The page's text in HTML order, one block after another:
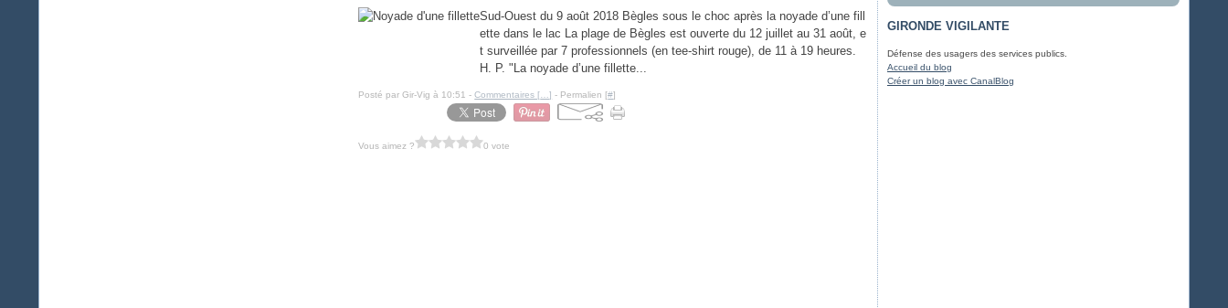
Sud-Ouest du 9 août 2018 Bègles sous le choc après la noyade d’une fill
ette dans le lac La plage de Bègles est ouverte du 12 juillet au 31 août, e
t surveillée par 7 professionnels (en tee-shirt rouge), de 11 à 19 heures.
H. P. "La noyade d’une fillette...
Posté par Gir-Vig à 10:51 -Commentaires [ …] - Permalien [#]
Vous aimez ? 0 vote
GIRONDE VIGILANTE
Défense des usagers des services publics.
Accueil du blog
Créer un blog avec CanalBlog